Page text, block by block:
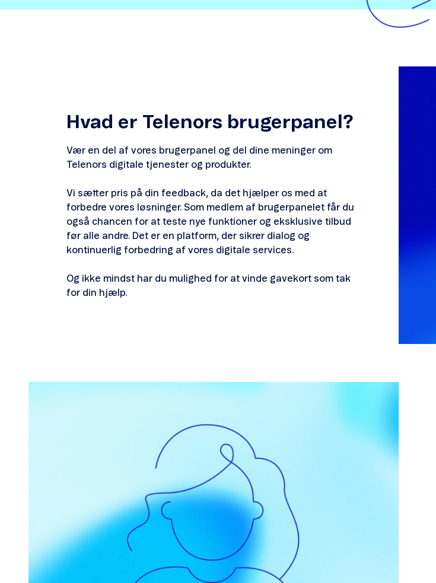
Hvad er Telenors brugerpanel?
Vær en del af vores brugerpanel og del dine meninger om
Telenors digitale tjenester og produkter.
Vi sætter pris på din feedback, da det hjælper os med at
forbedre vores løsninger. Som medlem af brugerpanelet får du
også chancen for at teste nye funktioner og eksklusive tilbud
før alle andre. Det er en platform, der sikrer dialog og
kontinuerlig forbedring af vores digitale services.
Og ikke mindst har du mulighed for at vinde gavekort som tak
for din hjælp.